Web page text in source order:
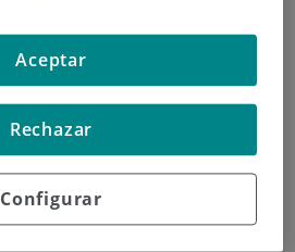
Configurar
Rechazar
Aceptar